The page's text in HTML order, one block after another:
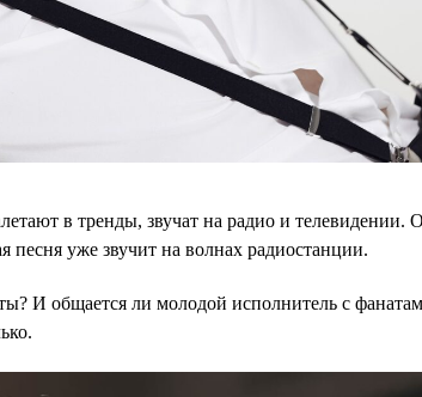
в тренды, звучат на радио и телевидении.
песня уже звучит на волнах радиостанции.
И общается ли молодой исполнитель с